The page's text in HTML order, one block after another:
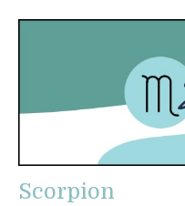
Scorpion